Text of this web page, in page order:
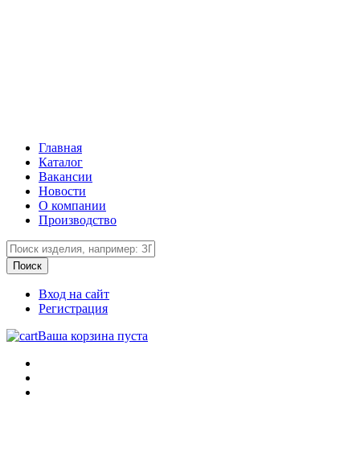
Главная
Каталог
Вакансии
Новости
О компании
Производство
Вход на сайт
Регистрация
Ваша корзина пуста